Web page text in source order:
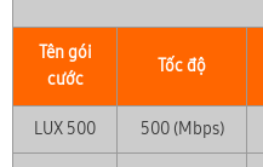
Tên gói
cước
Tốc độ
LUX 500 500 (Mbps)